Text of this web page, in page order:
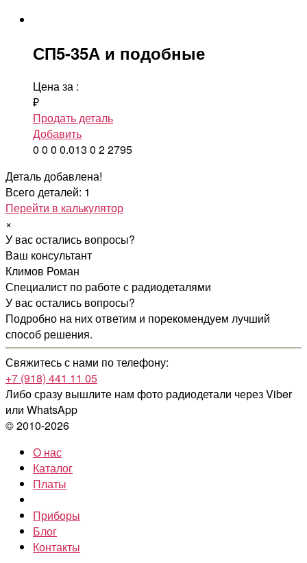
СП5-35А и подобные
Цена за :
₽
Продать деталь
Добавить
0 0 0 0.013 0 22795
Деталь добавлена!
Всего деталей: 1
Перейти в калькулятор
×
У вас остались вопросы?
Ваш консультант
Климов Роман
Специалист по работе с радиодеталями
У вас остались вопросы?
Подробно на них ответим и порекомендуем лучший
способ решения.
Свяжитесь с нами по телефону:
+7 (918) 441 11 05
Либо сразу вышлите нам фото радиодетали через Viber
или WhatsApp
© 2010-2026
О нас
Каталог
Платы
Приборы
Блог
Контакты